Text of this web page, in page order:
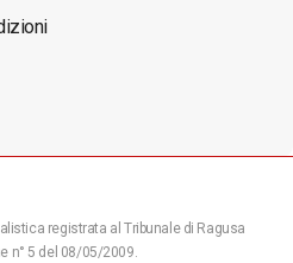
registrata al Tribunale di Ragusa
n° 5 del 08/05/2009.